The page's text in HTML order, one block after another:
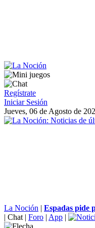
Regístrate
Iniciar Sesión
Jueves, 06 de Agosto de
La Noción | Espadas pide
| Chat | Foro | App |